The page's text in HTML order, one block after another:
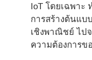
IoT โดยเฉพาะ
การสร้างต้นแบ
เชิงพาณิชย์ ไป
ความต้องการข